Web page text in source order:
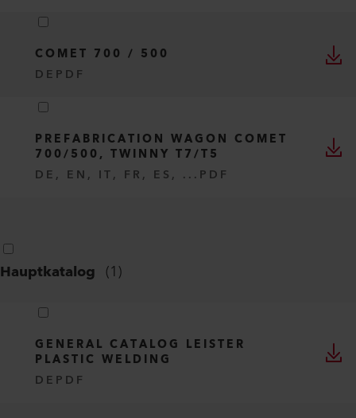
COMET 700 / 500
DE PDF
PREFABRICATION WAGON COMET
700/500, TWINNY T7/T5
DE, EN, IT, FR, ES, ... PDF
Hauptkatalog (1)
GENERAL CATALOG LEISTER
PLASTIC WELDING
DE PDF